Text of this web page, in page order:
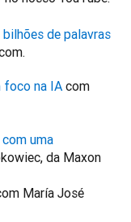
de palavras
foco na IA com
uma
María José